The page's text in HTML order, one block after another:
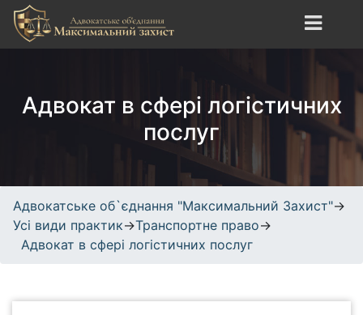
i
t
послуги, кримінальне,
трудове, спортивне право.
Адвокат в сфері логістичних
послуг
Адвокатське об`єднання "Максимальний Захист"→
Усі види практик→Транспортне право→
Адвокат в сфері логістичних послуг